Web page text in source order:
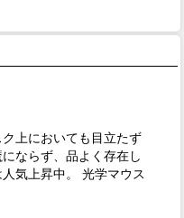
上においても目立たず
ならず、品よく存在し
気上昇中。 光学マウス